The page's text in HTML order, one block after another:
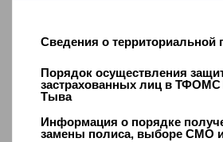
Сведения о
Порядок осуществления
застрахованных лиц в ТФОМС
Тыва
Информация о порядке
замены полиса, выборе СМО